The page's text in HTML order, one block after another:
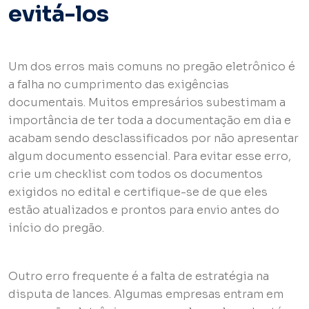
evitá-los
Um dos erros mais comuns no pregão eletrônico é
a falha no cumprimento das exigências
documentais. Muitos empresários subestimam a
importância de ter toda a documentação em dia e
acabam sendo desclassificados por não apresentar
algum documento essencial. Para evitar esse erro,
crie um checklist com todos os documentos
exigidos no edital e certifique-se de que eles
estão atualizados e prontos para envio antes do
início do pregão.
Outro erro frequente é a falta de estratégia na
disputa de lances. Algumas empresas entram em